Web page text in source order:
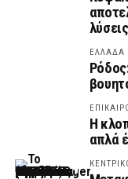
ΕΛΛΑΔΑ
Η
απλά